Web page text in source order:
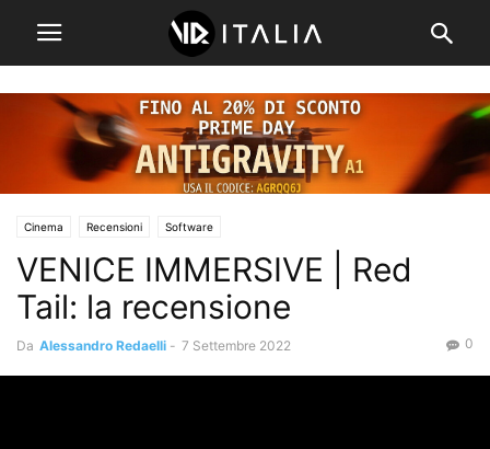
Cinema Recensioni Software
VENICE IMMERSIVE | Red
Tail: la recensione
Da Alessandro Redaelli - 7 Settembre 2022 0